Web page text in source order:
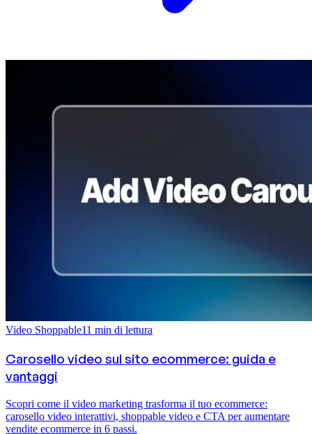
Video Shoppable11 min di lettura
Carosello video sul sito ecommerce: guida e
vantaggi
Scopri come il video marketing trasforma il tuo ecommerce:
carosello video interattivi, shoppable video e CTA per aumentare
vendite ecommerce in 6 passi.